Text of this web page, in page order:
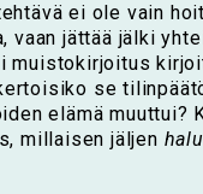
ei ole vain
vaan jättää jälki
muistokirjoitus
se
elämä muuttui?
millaisen jäljen